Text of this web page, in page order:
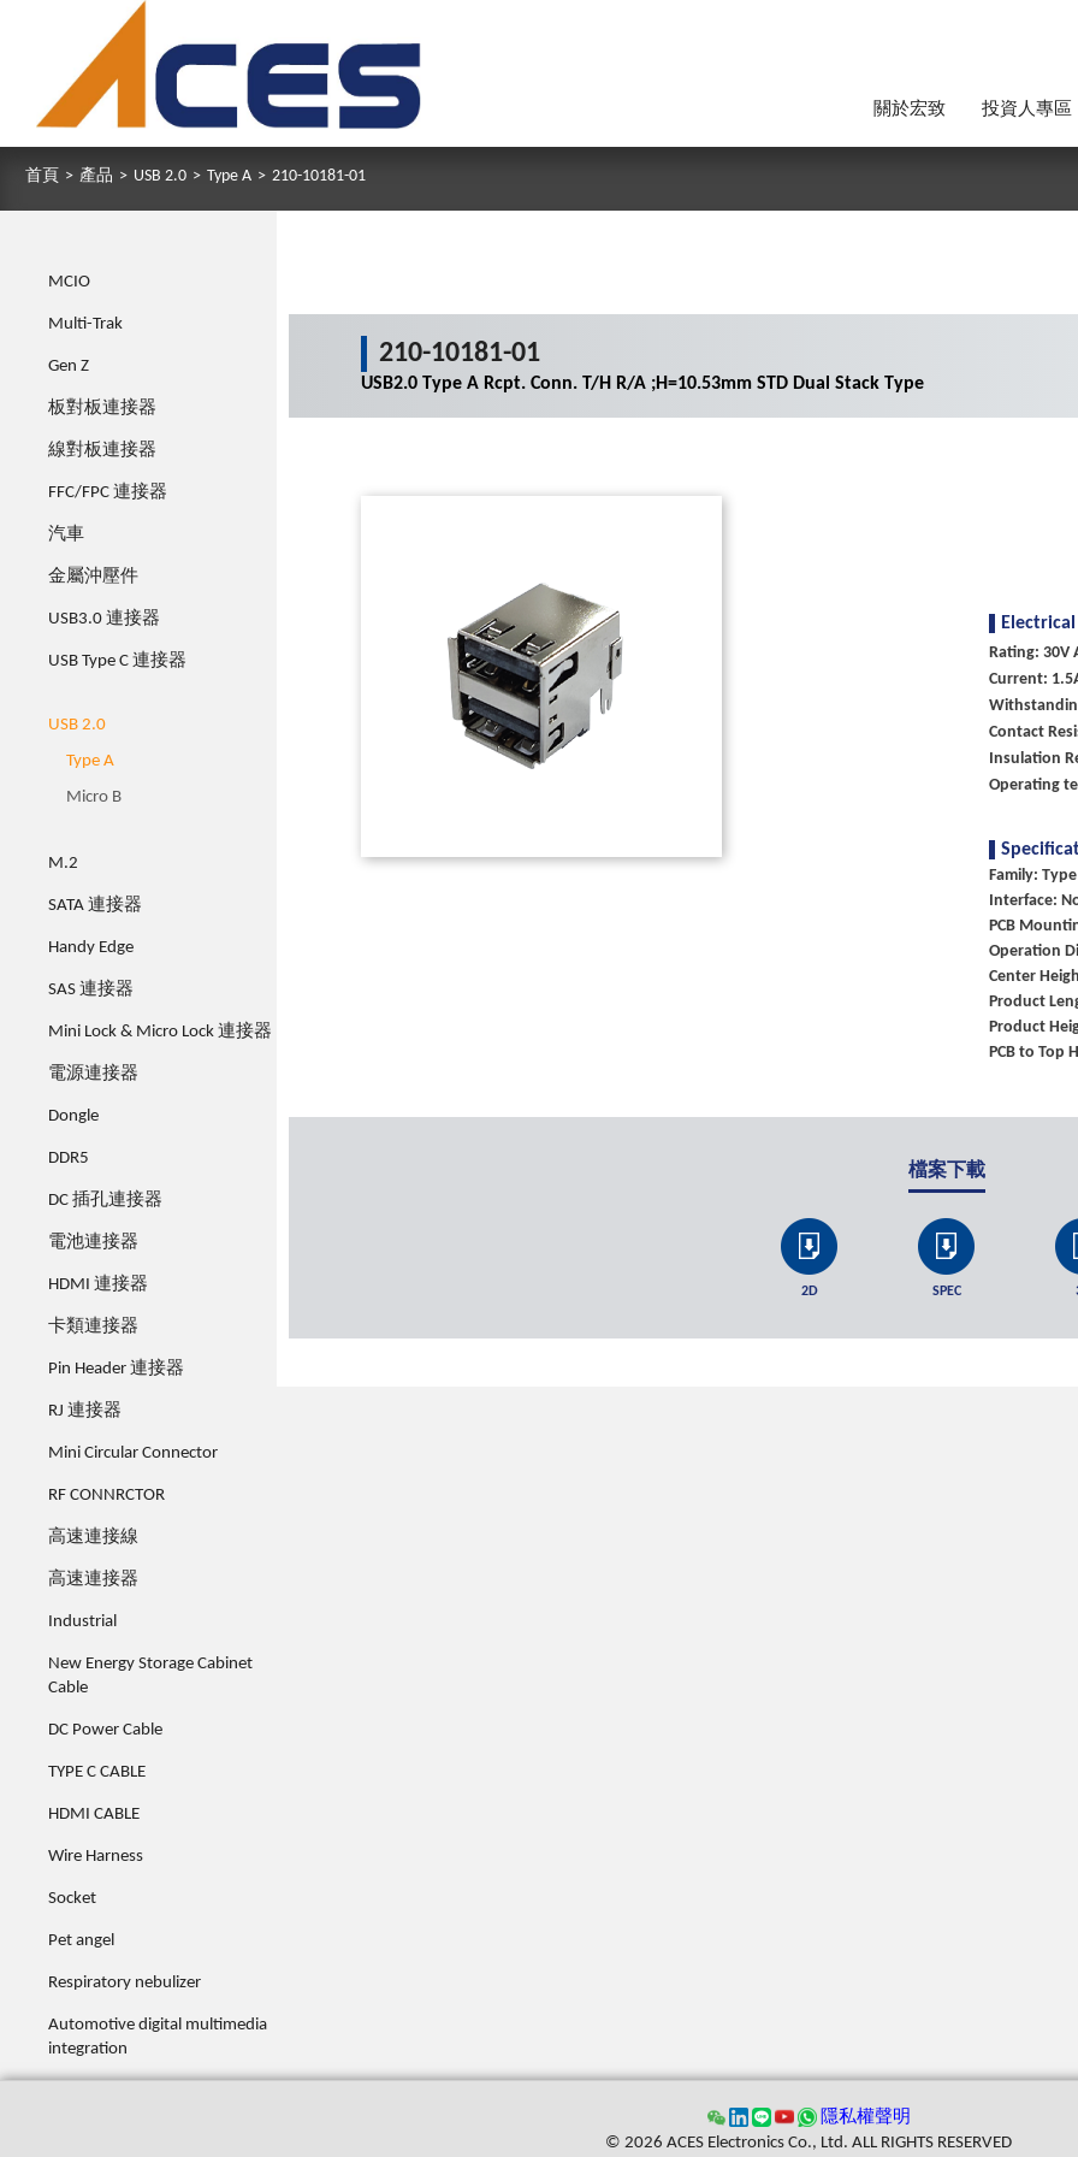
關於宏致 投資人專區
首頁 > 產品 > USB 2.0 > Type A > 210-10181-01
MCIO
Multi-Trak
Gen Z
板對板連接器
線對板連接器
FFC/FPC 連接器
汽車
金屬沖壓件
USB3.0 連接器
USB Type C 連接器
USB 2.0
Type A
Micro B
M.2
SATA 連接器
Handy Edge
SAS 連接器
Mini Lock & Micro Lock 連接器
電源連接器
Dongle
DDR5
DC 插孔連接器
電池連接器
HDMI 連接器
卡類連接器
Pin Header 連接器
RJ 連接器
Mini Circular Connector
RF CONNRCTOR
高速連接線
高速連接器
Industrial
New Energy Storage Cabinet
Cable
DC Power Cable
TYPE C CABLE
HDMI CABLE
Wire Harness
Socket
Pet angel
Respiratory nebulizer
Automotive digital multimedia
integration
210-10181-01
USB2.0 Type A Rcpt. Conn. T/H R/A ;H=10.53mm STD Dual Stack Type
Electrical
Rating: 30V
Current:
Contact
Insulation
Operating
Family:
Interface:
PCB
Operation
Center
Product
Product
PCB to Top
檔案下載
2D SPEC
隱私權聲明
© 2026 ACES Electronics Co., Ltd. ALL RIGHTS RESERVED